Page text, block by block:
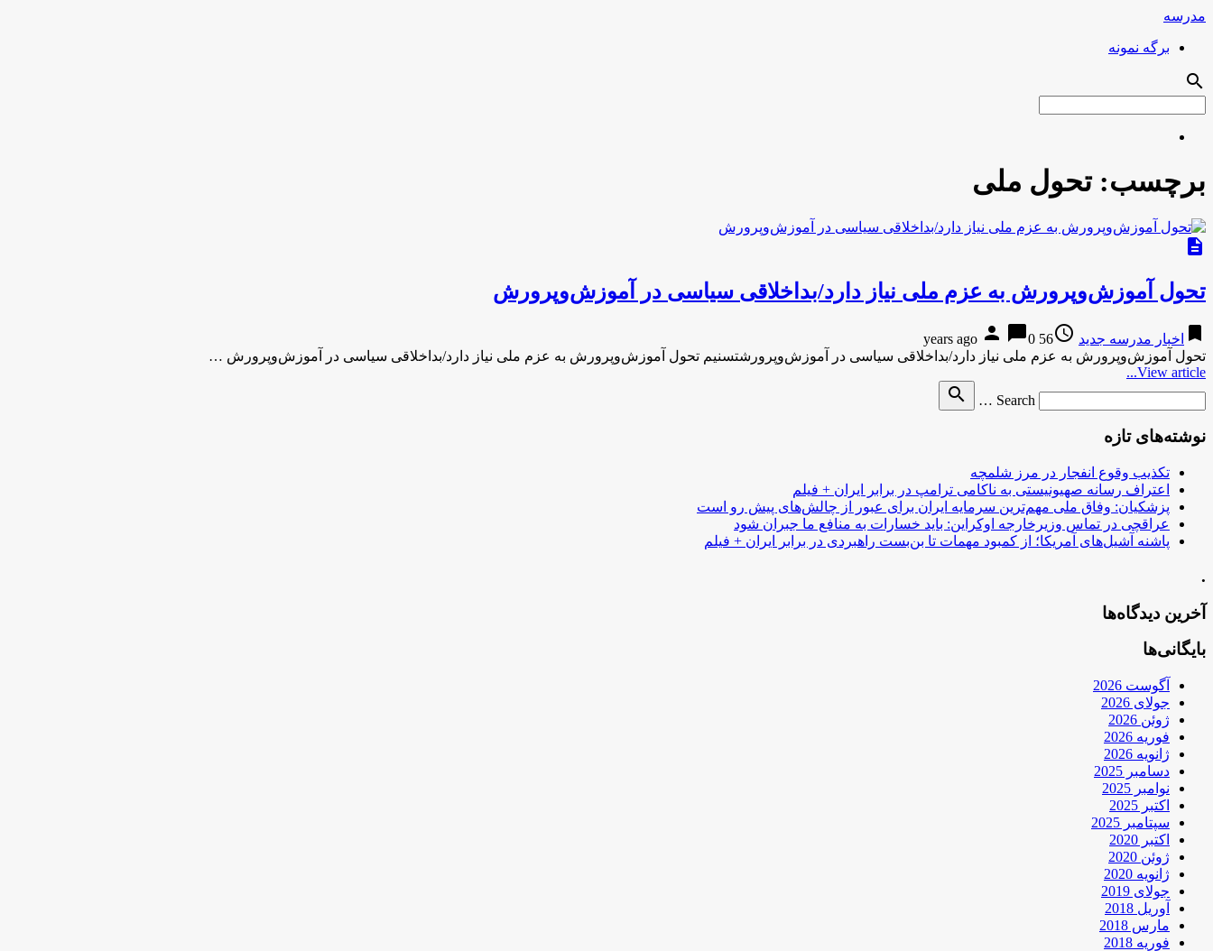
مدرسه
برگه نمونه
search
برچسب:تحول ملی
description
تحول آموزش‌وپرورش به عزم ملی نیاز دارد/بداخلاقی سیاسی در آموزش‌وپرورش
bookmark اخبار مدرسه جدید access_time
56 years ago
person chat_bubble0
تحول آموزش‌وپرورش به عزم ملی نیاز دارد/بداخلاقی سیاسی در آموزش‌وپرورشتسنیم تحول آموزش‌وپرورش به عزم ملی نیاز دارد/بداخلاقی سیاسی در آموزش‌وپرورش …
View article...
Search …
search
نوشته‌های تازه
تکذیب وقوع انفجار در مرز شلمچه
اعتراف رسانه صهیونیستی به ناکامی ترامپ در برابر ایران + فیلم
پزشکیان: وفاق ملی مهم‌ترین سرمایه ایران برای عبور از چالش‌های پیش رو است
عراقچی در تماس وزیرخارجه اوکراین: باید خسارات به منافع ما جبران شود
پاشنه آشیل‌های آمریکا؛ از کمبود مهمات تا بن‌بست راهبردی در برابر ایران + فیلم
.
آخرین دیدگاه‌ها
بایگانی‌ها
آگوست 2026
جولای 2026
ژوئن 2026
فوریه 2026
ژانویه 2026
دسامبر 2025
نوامبر 2025
اکتبر 2025
سپتامبر 2025
اکتبر 2020
ژوئن 2020
ژانویه 2020
جولای 2019
آوریل 2018
مارس 2018
فوریه 2018